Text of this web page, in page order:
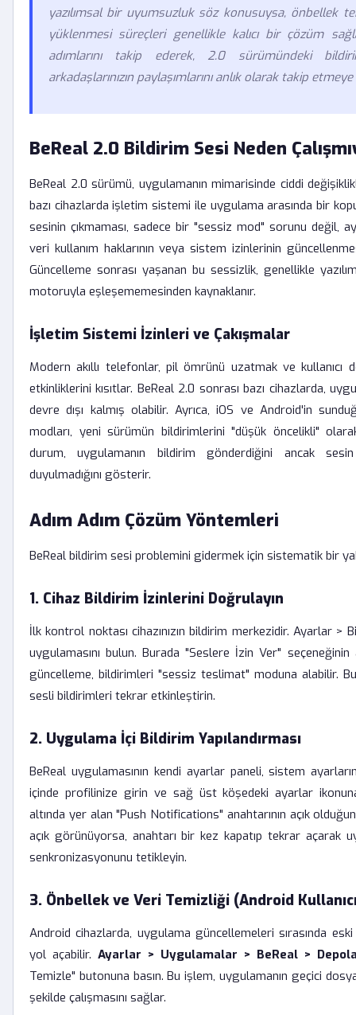
yazılımsal bir uyumsuzluk söz konusuysa, önbellek
yüklenmesi süreçleri genellikle kalıcı bir çözüm
adımlarını takip ederek, 2.0 sürümündeki
arkadaşlarınızın paylaşımlarını anlık olarak takip
BeReal 2.0 Bildirim Sesi Neden
BeReal 2.0 sürümü, uygulamanın mimarisinde ciddi
bazı cihazlarda işletim sistemi ile uygulama arasında bir
sesinin çıkmaması, sadece bir "sessiz mod" sorunu değil,
veri kullanım haklarının veya sistem izinlerinin
Güncelleme sonrası yaşanan bu sessizlik, genellikle
motoruyla eşleşememesinden kaynaklanır.
İşletim Sistemi İzinleri ve Çakışmalar
Modern akıllı telefonlar, pil ömrünü uzatmak ve kullanıcı
etkinliklerini kısıtlar. BeReal 2.0 sonrası bazı cihazlarda,
devre dışı kalmış olabilir. Ayrıca, iOS ve Android'in
modları, yeni sürümün bildirimlerini "düşük öncelikli"
durum, uygulamanın bildirim gönderdiğini ancak
duyulmadığını gösterir.
Adım Adım Çözüm Yöntemleri
BeReal bildirim sesi problemini gidermek için sistematik bir
1. Cihaz Bildirim İzinlerini Doğrulayın
İlk kontrol noktası cihazınızın bildirim merkezidir. Ayarlar >
uygulamasını bulun. Burada "Seslere İzin Ver"
güncelleme, bildirimleri "sessiz teslimat" moduna alabilir.
sesli bildirimleri tekrar etkinleştirin.
2. Uygulama İçi Bildirim Yapılandırması
BeReal uygulamasının kendi ayarlar paneli, sistem
içinde profilinize girin ve sağ üst köşedeki ayarlar
altında yer alan "Push Notifications" anahtarının açık
açık görünüyorsa, anahtarı bir kez kapatıp tekrar açarak
senkronizasyonunu tetikleyin.
3. Önbellek ve Veri Temizliği (Android
Android cihazlarda, uygulama güncellemeleri sırasında
yol açabilir. Ayarlar > Uygulamalar > BeReal >
Temizle" butonuna basın. Bu işlem, uygulamanın geçici
şekilde çalışmasını sağlar.